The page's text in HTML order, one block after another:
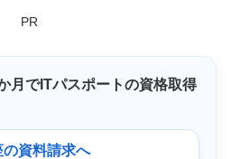
PR
月 でITパスポートの資格取得
資料請求へ